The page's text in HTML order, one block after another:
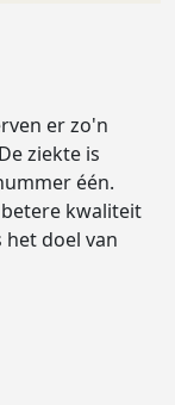
er zo'n
ziekte is
één.
kwaliteit
doel van